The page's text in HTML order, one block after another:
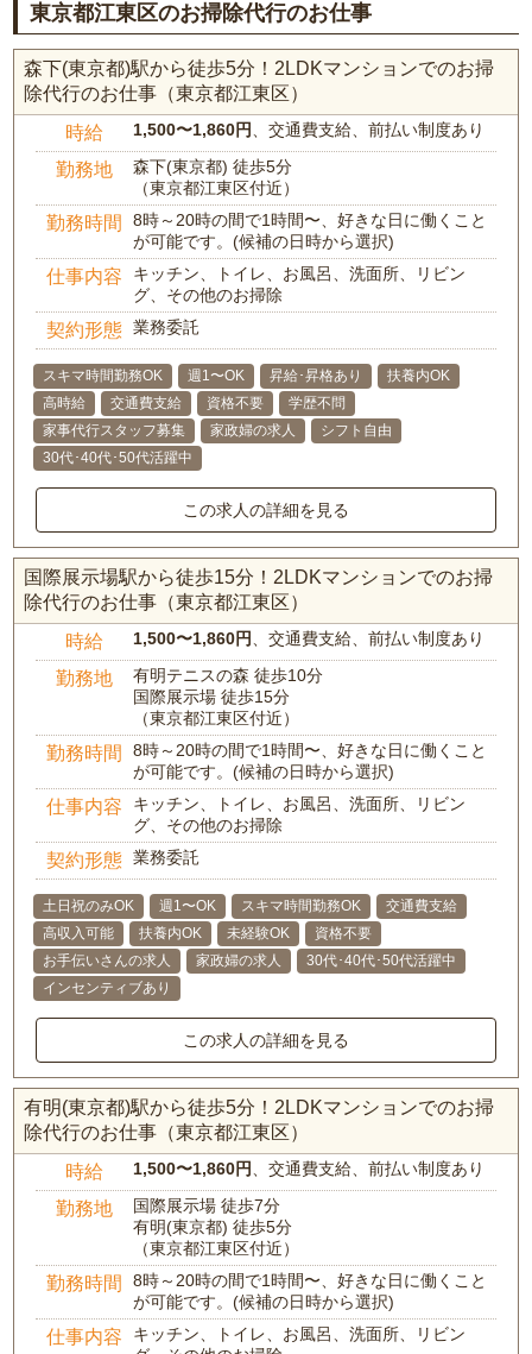
東京都江東区のお掃除代行のお仕事
森下(東京都)駅から徒歩5分！2LDKマンションでのお掃
除代行のお仕事（東京都江東区）
時給 1,500〜1,860円 、交通費支給、前払い制度あり
勤務地
森下(東京都) 徒歩5分
（東京都江東区付近）
勤務時間
8時～20時の間で1時間〜、好きな日に働くこと
が可能です。(候補の日時から選択)
仕事内容
キッチン、トイレ、お風呂、洗面所、リビン
グ、その他のお掃除
契約形態 業務委託
スキマ時間勤務OK 週1〜OK 昇給･昇格あり
扶養内OK
高時給
交通費支給 資格不要
学歴不問
家事代行スタッフ募集
家政婦の求人
シフト自由
30代･40代･50代活躍中
この求人の詳細を見る
国際展示場駅から徒歩15分！2LDKマンションでのお掃
除代行のお仕事（東京都江東区）
時給 1,500〜1,860円 、交通費支給、前払い制度あり
勤務地
有明テニスの森 徒歩10分
国際展示場 徒歩15分
（東京都江東区付近）
勤務時間
8時～20時の間で1時間〜、好きな日に働くこと
が可能です。(候補の日時から選択)
仕事内容
キッチン、トイレ、お風呂、洗面所、リビン
グ、その他のお掃除
契約形態 業務委託
土日祝のみOK 週1〜OK スキマ時間勤務OK
交通費支給
高収入可能
扶養内OK 未経験OK
資格不要
お手伝いさんの求人
家政婦の求人
30代･40代･50代活躍中
インセンティブあり
この求人の詳細を見る
有明(東京都)駅から徒歩5分！2LDKマンションでのお掃
除代行のお仕事（東京都江東区）
時給 1,500〜1,860円 、交通費支給、前払い制度あり
勤務地
国際展示場 徒歩7分
有明(東京都) 徒歩5分
（東京都江東区付近）
勤務時間
8時～20時の間で1時間〜、好きな日に働くこと
が可能です。(候補の日時から選択)
仕事内容
キッチン、トイレ、お風呂、洗面所、リビン